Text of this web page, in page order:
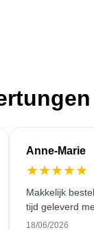
Anne-Marie
★★★★★
Makkelijk
tijd geleverd
18/06/2026